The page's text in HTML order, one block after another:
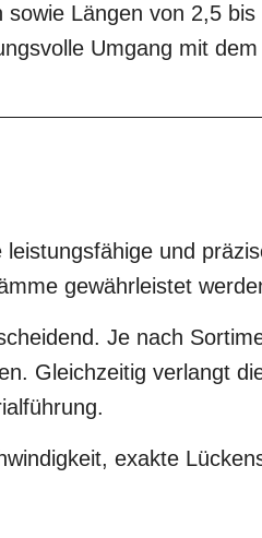
Längen von 2,5
Umgang mit
und
gewährleistet
Je nach
Gleichzeitig verlangt
exakte